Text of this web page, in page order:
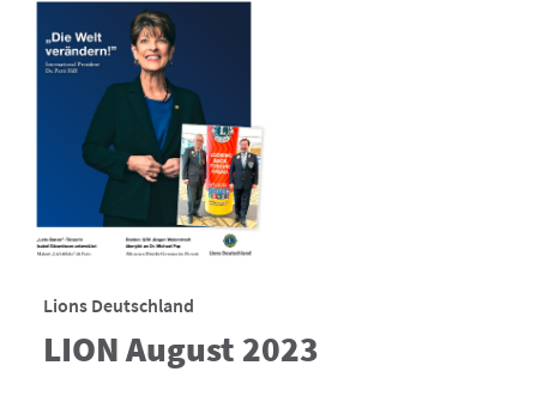
Lions Deutschland
LION August 2023